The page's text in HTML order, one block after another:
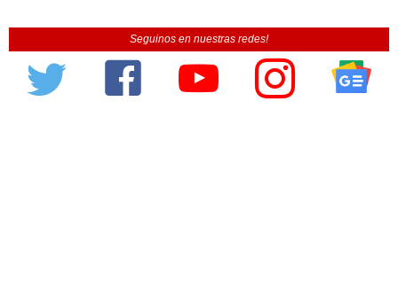
Seguinos en nuestras redes!